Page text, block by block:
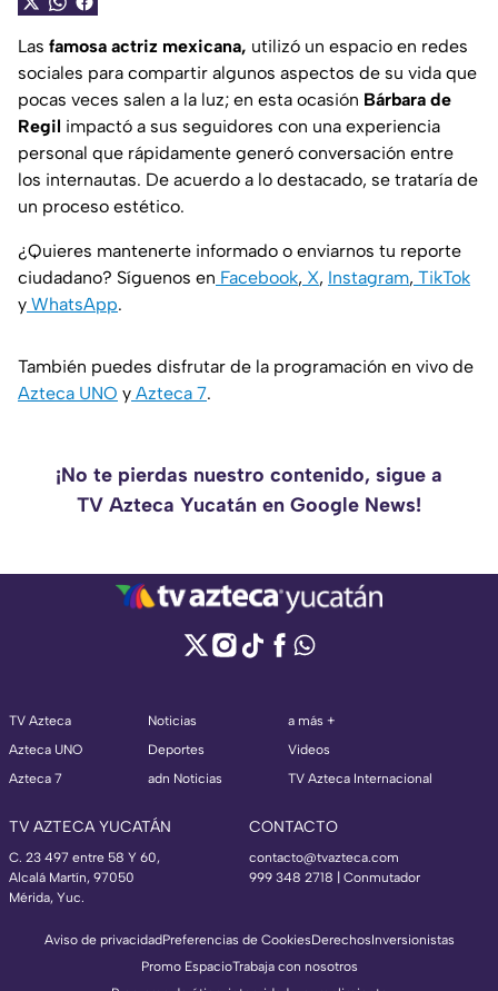
Las famosa actriz mexicana, utilizó un espacio en redes
sociales para compartir algunos aspectos de su vida que
pocas veces salen a la luz; en esta ocasión Bárbara de
Regil impactó a sus seguidores con una experiencia
personal que rápidamente generó conversación entre
los internautas. De acuerdo a lo destacado, se trataría de
un proceso estético.
¿Quieres mantenerte informado o enviarnos tu reporte
ciudadano? Síguenos en Facebook, X, Instagram, TikTok
y WhatsApp.
También puedes disfrutar de la programación en vivo de
Azteca UNO y Azteca 7.
¡No te pierdas nuestro contenido, sigue a
TV Azteca Yucatán en Google News!
TV Azteca
Azteca UNO
Azteca 7
Noticias
Deportes
adn Noticias
a más +
Videos
TV Azteca Internacional
TV AZTECA YUCATÁN
C. 23 497 entre 58 Y 60,
Alcalá Martín, 97050
Mérida, Yuc.
CONTACTO
contacto@tvazteca.com
999 348 2718 | Conmutador
Aviso de privacidadPreferencias de CookiesDerechosInversionistas
Promo EspacioTrabaja con nosotros